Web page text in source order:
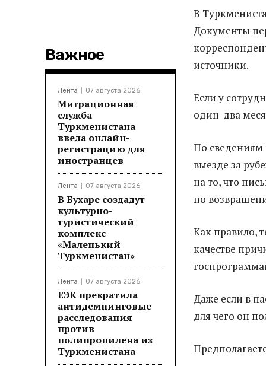
Важное
Лента 07 августа 2026
Миграционная
служба
Туркменистана
ввела онлайн-
регистрацию для
иностранцев
Лента 07 августа 2026
В Бухаре создадут
культурно-
туристический
комплекс
«Маленький
Туркменистан»
Лента 07 августа 2026
ЕЭК прекратила
антидемпинговые
расследования
против
полипропилена из
Туркменистана
В
Документы
источники.
Если у
один-два
По сведениям
выезде за
на то, что
по
Как правило,
качестве
Даже если в
для чего он